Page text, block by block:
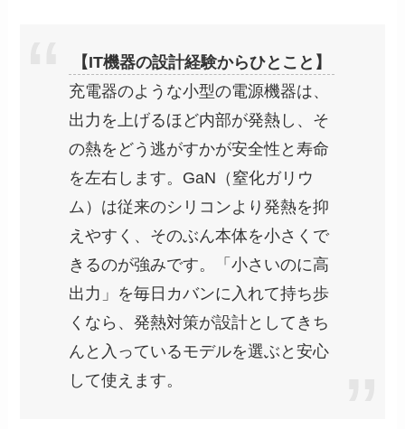
【IT機器の設計経験からひとこと】
充電器のような小型の電源機器は、
出力を上げるほど内部が発熱し、そ
の熱をどう逃がすかが安全性と寿命
を左右します。GaN（窒化ガリウ
ム）は従来のシリコンより発熱を抑
えやすく、そのぶん本体を小さくで
きるのが強みです。「小さいのに高
出力」を毎日カバンに入れて持ち歩
くなら、発熱対策が設計としてきち
んと入っているモデルを選ぶと安心
して使えます。